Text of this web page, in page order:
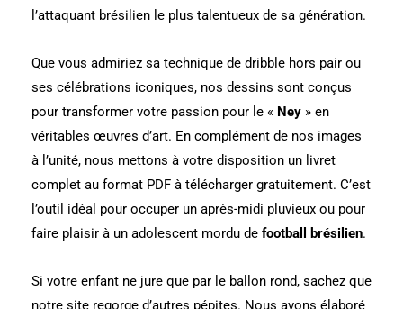
l’attaquant brésilien le plus talentueux de sa génération.
Que vous admiriez sa technique de dribble hors pair ou
ses célébrations iconiques, nos dessins sont conçus
pour transformer votre passion pour le « Ney » en
véritables œuvres d’art. En complément de nos images
à l’unité, nous mettons à votre disposition un livret
complet au format PDF à télécharger gratuitement. C’est
l’outil idéal pour occuper un après-midi pluvieux ou pour
faire plaisir à un adolescent mordu de football brésilien.
Si votre enfant ne jure que par le ballon rond, sachez que
notre site regorge d’autres pépites. Nous avons élaboré